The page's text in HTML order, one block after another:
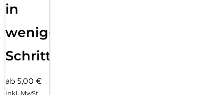
in
wenigen
Schritten
ab 5,00 €
inkl. MwSt.